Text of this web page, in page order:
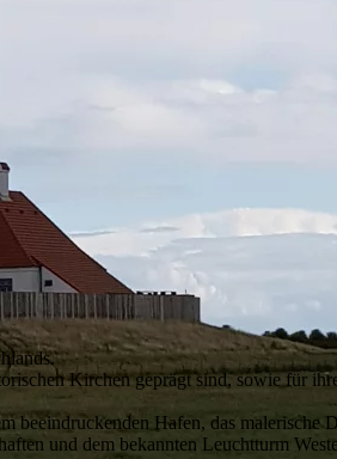
Kirchen geprägt sind, sowie für
beeindruckenden Hafen, das malerische
und dem bekannten Leuchtturm